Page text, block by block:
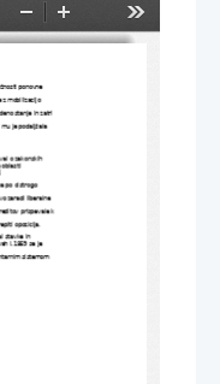
Pomanjšaj
ponovne
z mobilizacijo
stanje in zatrl
mu je podaljšala
o zakonskih
oblasti
po d strogo
zaradi liberalne
prispevale k
opozicija,
stavke in
l.1869 se je
sistemom